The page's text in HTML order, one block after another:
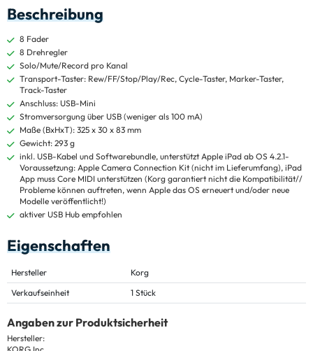
Beschreibung
8 Fader
8 Drehregler
Solo/Mute/Record pro Kanal
Transport-Taster: Rew/FF/Stop/Play/Rec, Cycle-Taster, Marker-Taster,
Track-Taster
Anschluss: USB-Mini
Stromversorgung über USB (weniger als 100 mA)
Maße (BxHxT): 325 x 30 x 83 mm
Gewicht: 293 g
inkl. USB-Kabel und Softwarebundle, unterstützt Apple iPad ab OS 4.2.1-
Voraussetzung: Apple Camera Connection Kit (nicht im Lieferumfang), iPad
App muss Core MIDI unterstützen (Korg garantiert nicht die Kompatibilität//
Probleme können auftreten, wenn Apple das OS erneuert und/oder neue
Modelle veröffentlicht!)
aktiver USB Hub empfohlen
Eigenschaften
Hersteller
Korg
Verkaufseinheit
1 Stück
Angaben zur Produktsicherheit
Hersteller: